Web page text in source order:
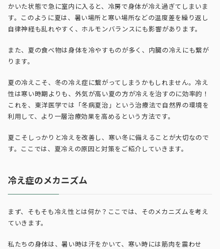
かいた状態で急に室内に入ると、冷房で身体が冷え過ぎてしまいま
す。このように夏は、暑い場所と寒い場所などの温度差を繰り返し
自律神経も乱れやすく、ホルモンバランスにも影響があります。
また、夏の食べ物は身体を冷やすものが多く、内臓の冷えにも繋が
ります。
夏の冷えこそ、冬の冷え症に繋がってしまうかもしれません。冷え
性は寒い時期よりも、外気が高い夏の方が冷えを治すのに効率的！
これを、東洋医学では「冬病夏治」という治療法で自然界の環境を
利用して、より一層治療効果を高めるという方法です。
夏こそしっかりと冷えを改善し、寒い冬に備えることが大切なので
す。ここでは、夏冷えの原因と対策をご紹介していきます。
冷え症のメカニズム
まず、そもそも冷え性とは何か？ここでは、そのメカニズムを考え
ていきます。
私たちの身体は、暑い時は汗をかいて、寒い時には筋肉を震わせ